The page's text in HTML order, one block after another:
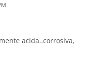
acida..corrosiva,